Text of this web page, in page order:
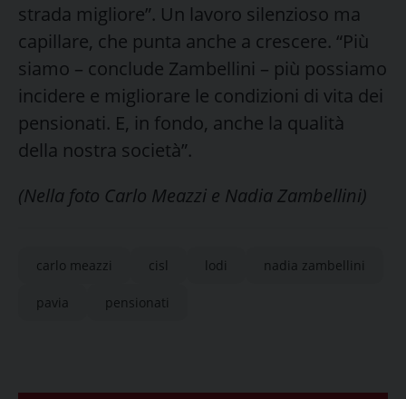
strada migliore”. Un lavoro silenzioso ma
capillare, che punta anche a crescere. “Più
siamo – conclude Zambellini – più possiamo
incidere e migliorare le condizioni di vita dei
pensionati. E, in fondo, anche la qualità
della nostra società”.
(Nella foto Carlo Meazzi e Nadia Zambellini)
carlo meazzi cisl lodi nadia zambellini
pavia pensionati